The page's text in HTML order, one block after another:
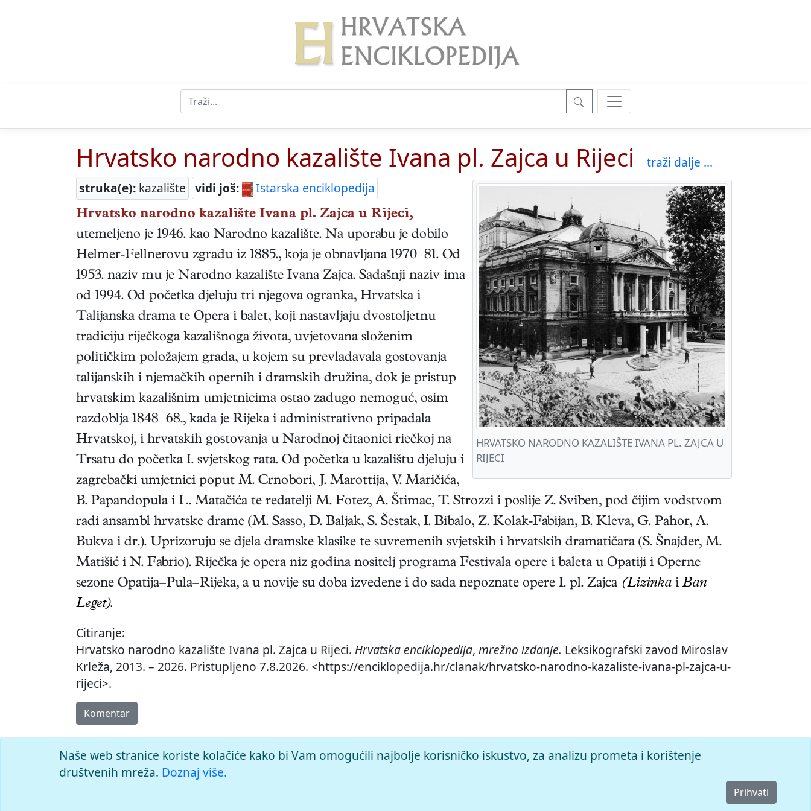
Hrvatsko narodno kazalište Ivana pl. Zajca u Rijeci
traži dalje ...
struka(e): kazalište vidi još: Istarska enciklopedija
HRVATSKO NARODNO KAZALIŠTE IVANA PL. ZAJCA U
RIJECI
Hrvatsko narodno kazalište Ivana pl. Zajca u Rijeci,
utemeljeno je 1946. kao Narodno kazalište. Na uporabu je dobilo
Helmer-Fellnerovu zgradu iz 1885., koja je obnavljana 1970–81. Od
1953. naziv mu je Narodno kazalište Ivana Zajca. Sadašnji naziv ima
od 1994. Od početka djeluju tri njegova ogranka, Hrvatska i
Talijanska drama te Opera i balet, koji nastavljaju dvostoljetnu
tradiciju riječkoga kazališnoga života, uvjetovana složenim
političkim položajem grada, u kojem su prevladavala gostovanja
talijanskih i njemačkih opernih i dramskih družina, dok je pristup
hrvatskim kazališnim umjetnicima ostao zadugo nemoguć, osim
razdoblja 1848–68., kada je Rijeka i administrativno pripadala
Hrvatskoj, i hrvatskih gostovanja u Narodnoj čitaonici riečkoj na
Trsatu do početka I. svjetskog rata. Od početka u kazalištu djeluju i
zagrebački umjetnici poput M. Crnobori, J. Marottija, V. Maričića,
B. Papandopula i L. Matačića te redatelji M. Fotez, A. Štimac, T. Strozzi i poslije Z. Sviben, pod čijim vodstvom
radi ansambl hrvatske drame (M. Sasso, D. Baljak, S. Šestak, I. Bibalo, Z. Kolak-Fabijan, B. Kleva, G. Pahor, A.
Bukva i dr.). Uprizoruju se djela dramske klasike te suvremenih svjetskih i hrvatskih dramatičara (S. Šnajder, M.
Matišić i N. Fabrio). Riječka je opera niz godina nositelj programa Festivala opere i baleta u Opatiji i Operne
sezone Opatija–Pula–Rijeka, a u novije su doba izvedene i do sada nepoznate opere I. pl. Zajca (Lizinka i Ban
Leget).
Citiranje:
Hrvatsko narodno kazalište Ivana pl. Zajca u Rijeci. Hrvatska enciklopedija, mrežno izdanje. Leksikografski zavod Miroslav
Krleža, 2013. – 2026. Pristupljeno 7.8.2026. <https://enciklopedija.hr/clanak/hrvatsko-narodno-kazaliste-ivana-pl-zajca-u-
rijeci>.
Komentar
Naše web stranice koriste kolačiće kako bi Vam omogućili najbolje korisničko iskustvo, za analizu prometa i korištenje
društvenih mreža. Doznaj više.
Prihvati